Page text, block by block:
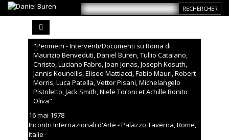
"Perimetri - Interventi/Documenti su Roma di :
Maurizio Benveduti, Daniel Buren, Tullio Catalano,
Christo, Luciano Fabro, Joan Jonas, Joseph Kosuth,
Jannis Kounellis, Eliseo Mattiacci, Fabio Mauri, Robert
Morris, Luca Patella, Vettor Pisani, Michelangelo
Pistoletto, Jack Smith, Niele Toroni et Achille Bonito
Oliva"
16 mai 1978
Incontri Internazionali d'Arte - Palazzo Taverna, Rome,
Italie